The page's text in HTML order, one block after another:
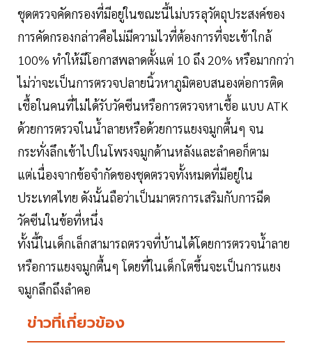
ชุดตรวจคัดกรองที่มีอยู่ในขณะนี้ไม่บรรลุวัตถุประสงค์ของ
การคัดกรองกล่าวคือไม่มีความไวที่ต้องการที่จะเข้าใกล้
100% ทำให้มีโอกาสพลาดตั้งแต่ 10 ถึง 20% หรือมากกว่า
ไม่ว่าจะเป็นการตรวจปลายนิ้วหาภูมิตอบสนองต่อการติด
เชื้อในคนที่ไม่ได้รับวัคซีนหรือการตรวจหาเชื้อ แบบ ATK
ด้วยการตรวจในน้ำลายหรือด้วยการแยงจมูกตื้นๆ จน
กระทั่งลึกเข้าไปในโพรงจมูกด้านหลังและลำคอก็ตาม
แต่เนื่องจากข้อจำกัดของชุดตรวจทั้งหมดที่มีอยู่ใน
ประเทศไทย ดังนั้นถือว่าเป็นมาตรการเสริมกับการฉีด
วัคซีนในข้อที่หนึ่ง
ทั้งนี้ในเด็กเล็กสามารถตรวจที่บ้านได้โดยการตรวจน้ำลาย
หรือการแยงจมูกตื้นๆ โดยที่ในเด็กโตขึ้นจะเป็นการแยง
จมูกลึกถึงลำคอ
ข่าวที่เกี่ยวข้อง